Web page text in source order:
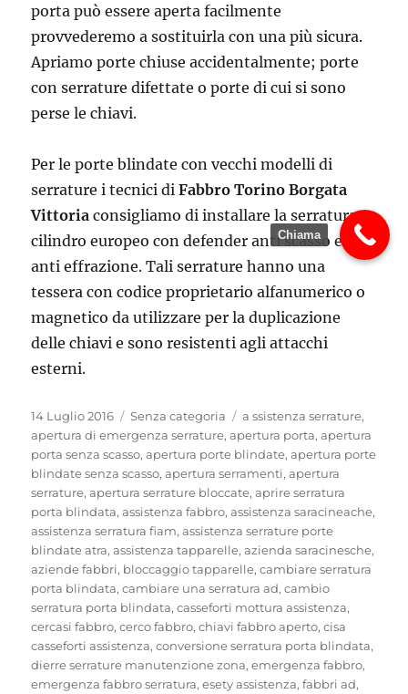
porta può essere aperta facilmente
provvederemo a sostituirla con una più sicura.
Apriamo porte chiuse accidentalmente; porte
con serrature difettate o porte di cui si sono
perse le chiavi.
Per le porte blindate con vecchi modelli di
serrature i tecnici diFabbro Torino Borgata
Vittoria consigliamo di installare la serratura a
cilindro europeo con defender anti scasso ed
anti effrazione. Tali serrature hanno una
tessera con codice proprietario alfanumerico o
magnetico da utilizzare per la duplicazione
delle chiavi e sono resistenti agli attacchi
esterni.
Pubblicato
il
14 Luglio 2016 Categorie
Senza categoria Tag
a ssistenza serrature,
apertura di emergenza serrature,apertura porta,apertura
porta senza scasso,apertura porte blindate,apertura porte
blindate senza scasso,apertura serramenti,apertura
serrature,apertura serrature bloccate,aprire serratura
porta blindata,assistenza fabbro,assistenza saracineache,
assistenza serratura fiam,assistenza serrature porte
blindate atra,assistenza tapparelle,azienda saracinesche,
aziende fabbri, bloccaggio tapparelle,cambiare serratura
porta blindata,cambiare una serratura ad,cambio
serratura porta blindata,casseforti mottura assistenza,
cercasi fabbro,cerco fabbro,chiavi fabbro aperto,cisa
casseforti assistenza,conversione serratura porta blindata,
dierre serrature manutenzione zona,emergenza fabbro,
emergenza fabbro serratura,esety assistenza,fabbri ad,
Chiama